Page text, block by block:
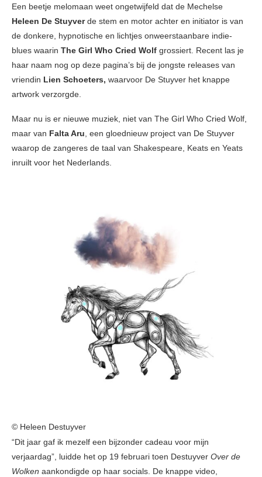
Een beetje melomaan weet ongetwijfeld dat de Mechelse
Heleen De Stuyverde stem en motor achter en initiator is van
de donkere, hypnotische en lichtjes onweerstaanbare indie-
blues waarin The Girl Who Cried Wolf grossiert. Recent las je
haar naam nog op deze pagina’s bij de jongste releases van
vriendin Lien Schoeters, waarvoor De Stuyver het knappe
artwork verzorgde.
Maar nu is er nieuwe muziek, niet van The Girl Who Cried Wolf,
maar van Falta Aru, een gloednieuw project van De Stuyver
waarop de zangeres de taal van Shakespeare, Keats en Yeats
inruilt voor het Nederlands.
© Heleen Destuyver
“Dit jaar gaf ik mezelf een bijzonder cadeau voor mijn
verjaardag”, luidde het op 19 februari toen Destuyver Over de
Wolken aankondigde op haar socials. De knappe video,